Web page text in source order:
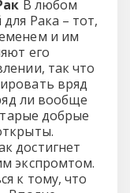
В любом
Рака – тот,
и им
его
так что
вряд
ли вообще
добрые
достигнет
экспромтом.
к тому, что